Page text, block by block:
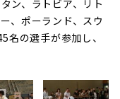
ン、ラトビア、リト
、ポーランド、スウ
名の選手が参加し、